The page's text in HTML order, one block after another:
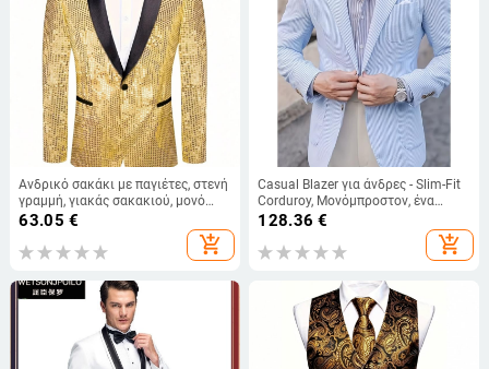
Ανδρικό σακάκι με παγιέτες, στενή
γραμμή, γιακάς σακακιού, μονό
κουμπί, ύφασμα από
βαμβακομείγμα, βρετανικό στιλ,
κατάλληλο για όλες τις εποχές
63.05 €
add_shopping_cart
Casual Blazer για άνδρες - Slim-Fit
Corduroy, Μονόμπροστον, ένα
κουμπί, Κύριο ύφασμα Λινό,
Μονόχρωμο σχέδιο, Αθλητικό
στυλ
128.36 €
add_shopping_cart